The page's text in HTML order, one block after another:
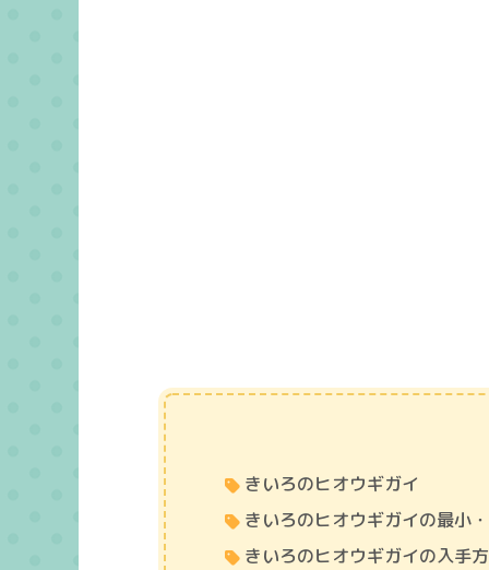
きいろのヒオウギガイ
きいろのヒオウギガイの最小
きいろのヒオウギガイの入手